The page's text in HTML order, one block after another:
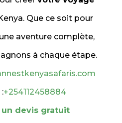
Que ce soit pour
aventure complète,
à chaque étape.
:+254112458884
un devis gratuit